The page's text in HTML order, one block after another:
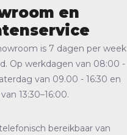
en
is 7 dagen per week
Op werkdagen van 08:00 -
van 09.00 - 16:30 en
13:30–16:00.
bereikbaar van